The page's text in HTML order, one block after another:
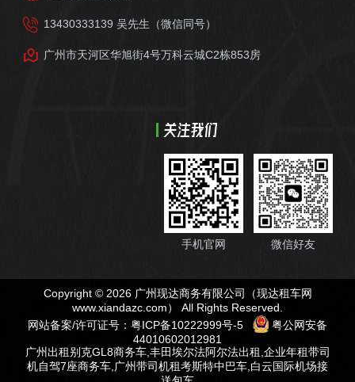
13430333139 吴先生（微信同号）
广州市天河区华旭街4号万科云城C2栋853房
关注我们
手机官网 微信好友
Copyright © 2026 广州现达商务有限公司（现达租车网
www.xiandazc.com） All Rights Reserved.
网站备案/许可证号： 粤ICP备10222999号-5
粤公网安备
44010602012981
广州出租别克GL8商务车, 丰田埃尔法阿尔法出租 企业年租带司
机自驾7座商务车 广州带司机租考斯特中巴车 白云国际机场接